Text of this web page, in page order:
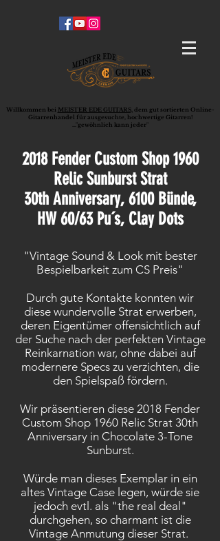
Willkommen bei MEISTER EDE GUITARS,dem gut sortierten Online-
G ita rrenhandel für ausgesuchte, hochwertige Gitarren!
..."gewöhnlich kann jeder"
2018 Fender Custom Shop 1960
Relic Sunburst Strat
30th Anniversary, 6100 Bünde,
HW 60/63 Pu´s, Clay Dots
"Vintage Sound & Look mit bester
Bespielbarkeit zum CS Preis"
Durch gute Kontakte konnten wir
diese wundervolle Strat erwerben,
deren Eigentümer offensichtlich auf
der Suche nach der perfekten Vintage
Reinkarnation war, ohne dabei auf
modernere Specs zu verzichten, die
den Spielspaß fördern.
Wir präsentieren diese 2018 Fender
Custom Shop 1960 Relic Strat 30th
Anniversary in Chocolate 3-Tone
Sunburst.
Würde man dieses Exemplar in ein
altes Vintage Case legen, würde sie
jedoch evtl. als "the real deal"
durchgehen, so charmant ist die
Vintage Anmutung dieser Strat.